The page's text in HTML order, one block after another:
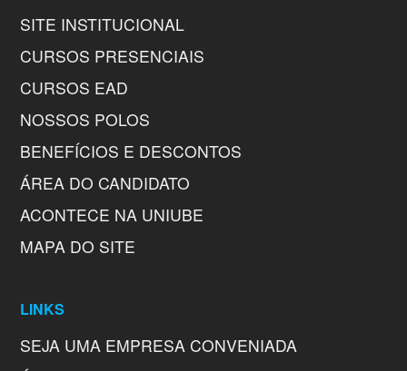
SITE INSTITUCIONAL
CURSOS PRESENCIAIS
CURSOS EAD
NOSSOS POLOS
BENEFÍCIOS E DESCONTOS
ÁREA DO CANDIDATO
ACONTECE NA UNIUBE
MAPA DO SITE
LINKS
SEJA UMA EMPRESA CONVENIADA